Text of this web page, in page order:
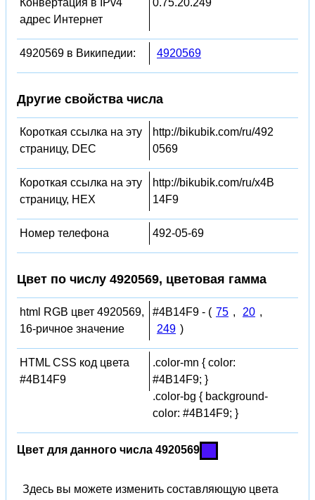
адрес Интернет
4920569 в Википедии: 4920569
Другие свойства числа
Короткая ссылка на эту
страницу, DEC
http://bikubik.com/ru/492
0569
Короткая ссылка на эту
страницу, HEX
http://bikubik.com/ru/x4B
14F9
Номер телефона 492-05-69
Цвет по числу 4920569, цветовая гамма
html RGB цвет 4920569,
16-ричное значение
#4B14F9 - ( 75 , 20 ,
249 )
HTML CSS код цвета
#4B14F9
.color-mn { color:
#4B14F9; }
.color-bg { background-
color: #4B14F9; }
Цвет для данного числа 4920569
Здесь вы можете изменить составляющую цвета